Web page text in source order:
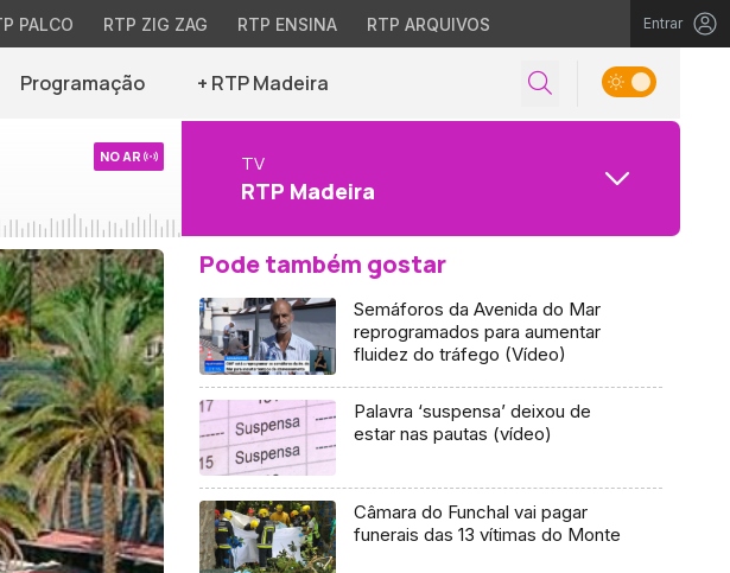
PALCO RTP ZIG ZAG RTP ENSINA RTP ARQUIVOS Entrar
Programação + RTP Madeira
NO AR TV
RTP Madeira
Pode também gostar
Semáforos da Avenida do Mar
reprogramados para aumentar
fluidez do tráfego (Vídeo)
Palavra ‘suspensa’ deixou de
estar nas pautas (vídeo)
Câmara do Funchal vai pagar
funerais das 13 vítimas do Monte